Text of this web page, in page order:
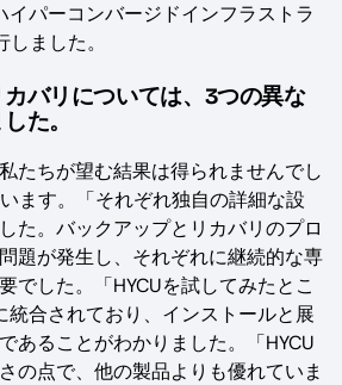
パーコンバージドインフラストラ
ました。
バリについては、3つの異な
た。
たちが望む結果は得られませんでし
ます。「それぞれ独自の詳細な設
た。バックアップとリカバリのプロ
題が発生し、それぞれに継続的な専
でした。「HYCUを試してみたとこ
合されており、インストールと展
あることがわかりました。「HYCU
の点で、他の製品よりも優れていま